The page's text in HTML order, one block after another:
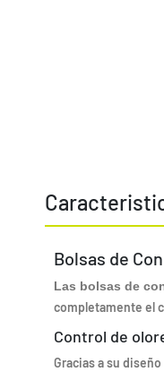
Bolsas de
Las bolsas de
completamente el
Control de
Gracias a su